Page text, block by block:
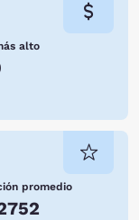
alto
promedio